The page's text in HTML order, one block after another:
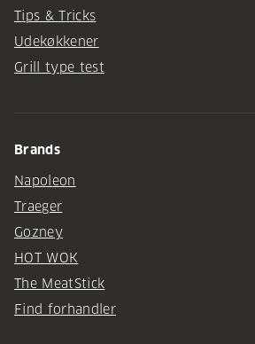
Tips & Tricks
Udekøkkener
Grill type test
Brands
Napoleon
Traeger
Gozney
HOT WOK
The MeatStick
Find forhandler